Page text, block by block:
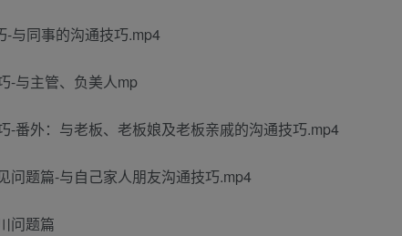
与同事的沟通技巧.mp4
-与主管、负美人mp
-番外：与老板、老板娘及老板亲戚的沟通技巧.mp4
问题篇-与自己家人朋友沟通技巧.mp4
问题篇